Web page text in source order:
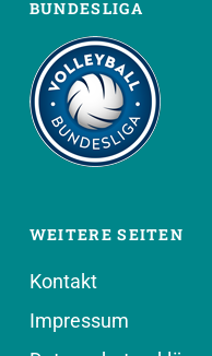
BUNDESLIGA
WEITERE SEITEN
Kontakt
Impressum